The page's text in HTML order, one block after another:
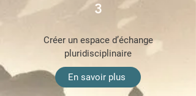
3
Créer un espace d’échange
pluridisciplinaire
En savoir plus